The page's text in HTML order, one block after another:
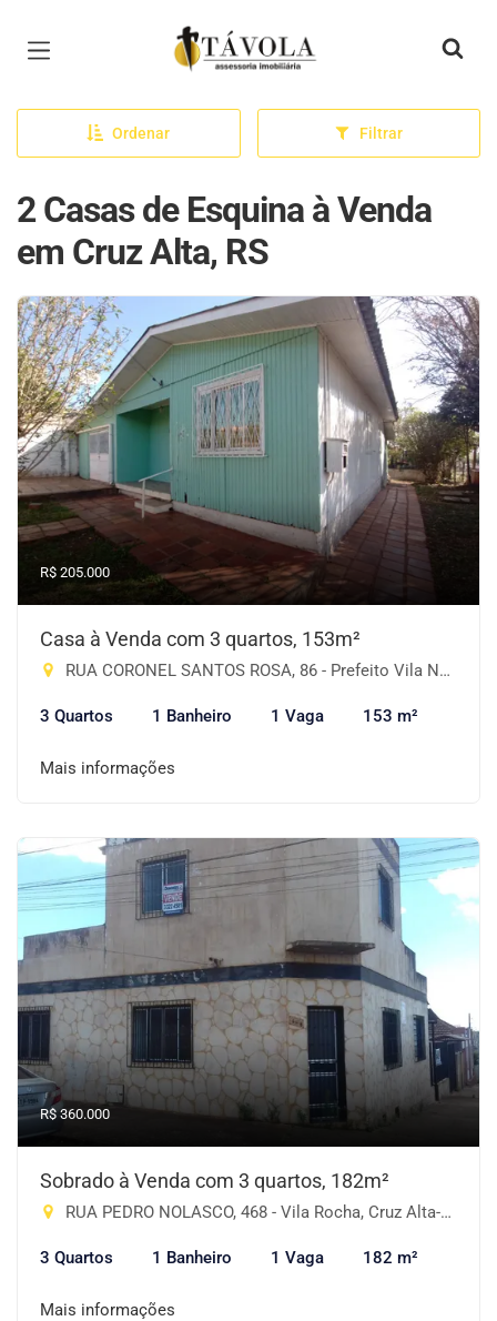
Página inicial
Ordenar Filtrar
2 Casas de Esquina à Venda
em Cruz Alta, RS
R$ 205.000
Casa à Venda com 3 quartos, 153m²
RUA CORONEL SANTOS ROSA, 86 - Prefeito Vila Nova, Cruz Alta-RS
3 Quartos 1 Banheiro 1 Vaga 153 m²
Mais informações
R$ 360.000
Sobrado à Venda com 3 quartos, 182m²
RUA PEDRO NOLASCO, 468 - Vila Rocha, Cruz Alta-RS
3 Quartos 1 Banheiro 1 Vaga 182 m²
Mais informações